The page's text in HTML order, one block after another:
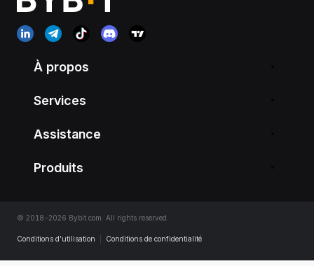
À propos
Services
Assistance
Produits
© 2018-2026 Bybit.com. All rights reserved.
Conditions d’utilisation Conditions de confidentialité